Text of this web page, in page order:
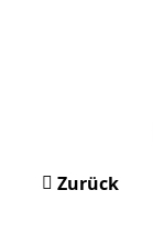
Zurück